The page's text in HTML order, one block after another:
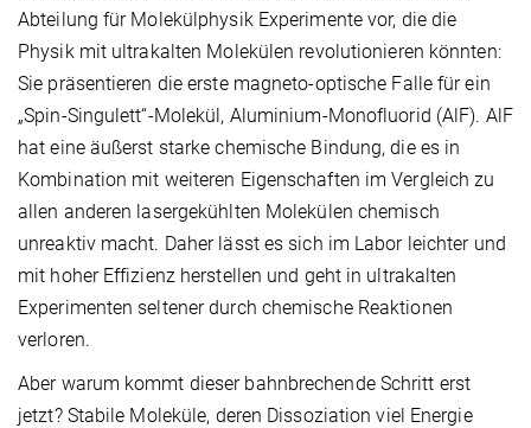
Abteilung für Molekülphysik Experimente vor, die die
Physik mit ultrakalten Molekülen revolutionieren könnten:
Sie präsentieren die erste magneto-optische Falle für ein
„Spin-Singulett“-Molekül, Aluminium-Monofluorid (AlF). AlF
hat eine äußerst starke chemische Bindung, die es in
Kombination mit weiteren Eigenschaften im Vergleich zu
allen anderen lasergekühlten Molekülen chemisch
unreaktiv macht. Daher lässt es sich im Labor leichter und
mit hoher Effizienz herstellen und geht in ultrakalten
Experimenten seltener durch chemische Reaktionen
verloren.
Aber warum kommt dieser bahnbrechende Schritt erst
jetzt? Stabile Moleküle, deren Dissoziation viel Energie